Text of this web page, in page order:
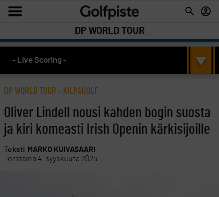
DP WORLD TOUR
- Live Scoring -
DP WORLD TOUR - KILPAGOLF
Oliver Lindell nousi kahden bogin suosta
ja kiri komeasti Irish Openin kärkisijoille
Teksti MARKO KUIVASAARI
Torstaina 4. syyskuuta 2025